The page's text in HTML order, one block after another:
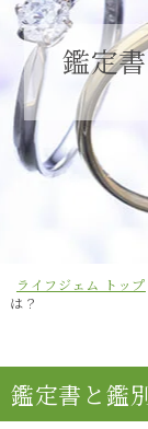
鑑定
ライフジェム トップ
は？
鑑定書と鑑